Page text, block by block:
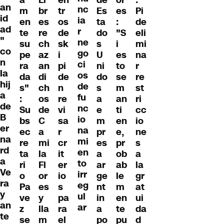
an
id
ad
"
co
n
la
hij
a
de
B
er
na
rd
a
Ve
ra
y
an
te
m
en
te
su
pe
ra
da
s"
:
Su
bs
ec
re
ta
ri
o
Pa
ve
z
se
br
es
re
ch
az
an
di
ch
os
de
C
a
mi
la
Fl
or
es
y
lla
m
tr
os
de
sk
i
pi
de
n
re
vi
sa
r
cr
it
er
io
s
pa
ra
el
nc
ia
r
ne
go
ci
os
de
fu
nc
io
na
mi
en
to
irr
eg
ul
ar
Es
ta
do
s
U
ni
do
s
a
e
m
pr
es
a
ar
ge
nt
in
a
po
es
:
"S
i
es
to
se
m
an
ti
en
e,
pr
ob
ab
le
m
en
te
pu
Pi
de
eli
mi
na
r
re
st
ri
cc
io
ne
s
a
la
gr
at
ui
da
d